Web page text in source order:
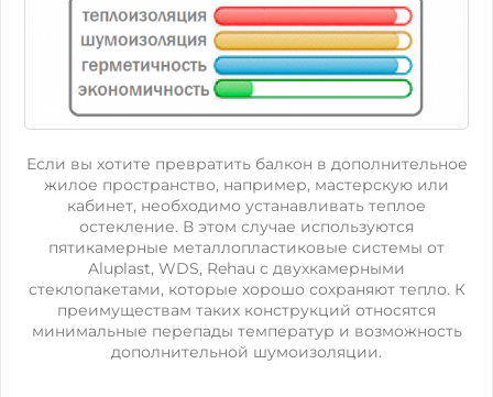
Если вы хотите превратить балкон в дополнительное
жилое пространство, например, мастерскую или
кабинет, необходимо устанавливать теплое
остекление. В этом случае используются
пятикамерные металлопластиковые системы от
Aluplast, WDS, Rehau с двухкамерными
стеклопакетами, которые хорошо сохраняют тепло. К
преимуществам таких конструкций относятся
минимальные перепады температур и возможность
дополнительной шумоизоляции.